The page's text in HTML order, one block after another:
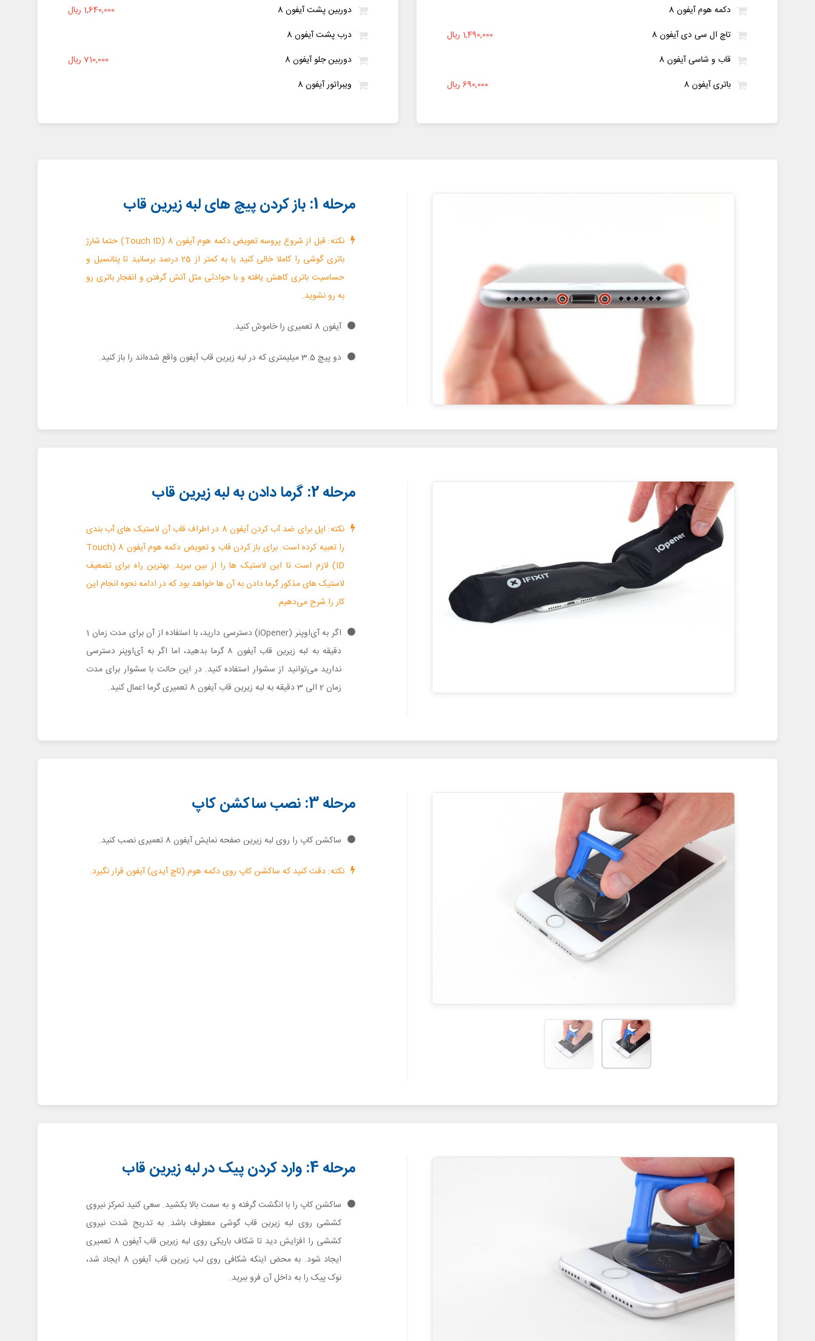
دکمه هوم آیفون 8
تاچ ال سی دی آیفون 8
1,490,000 ریال
قاب و شاسی آیفون 8
باتری آیفون 8
690,000 ریال
دوربین پشت آیفون 8
1,640,000 ریال
درب پشت آیفون 8
دوربین جلو آیفون 8
710,000 ریال
ویبراتور آیفون 8
مرحله 1: باز کردن پیچ های لبه زیرین قاب
نکته: قبل از شروع پروسه تعویض دکمه هوم آیفون 8 (Touch ID) حتما شارژ
باتری گوشی را کاملا خالی کنید یا به کمتر از 25 درصد برسانید تا پتانسیل و
حساسیت باتری کاهش یافته و با حوادثی مثل آتش گرفتن و انفجار باتری رو
به رو نشوید.
آیفون 8 تعمیری را خاموش کنید.
دو پیچ 3.5 میلیمتری که در لبه زیرین قاب آیفون واقع شده‌اند را باز کنید.
مرحله 2: گرما دادن به لبه زیرین قاب
نکته: اپل برای ضد آب کردن آیفون 8 در اطراف قاب آن لاستیک های آب بندی
را تعبیه کرده است. برای باز کردن قاب و تعویض دکمه هوم آیفون 8 (Touch
ID) لازم است تا این لاستیک ها را از بین ببرید. بهترین راه برای تضعیف
لاستیک های مذکور گرما دادن به آن ها خواهد بود که در ادامه نحوه انجام این
کار را شرح می‌دهیم.
اگر به آی‌اوپنر (iOpener) دسترسی دارید، با استفاده از آن برای مدت زمان 1
دقیقه به لبه زیرین قاب آیفون 8 گرما بدهید، اما اگر به آی‌اوپنر دسترسی
ندارید می‌توانید از سشوار استفاده کنید. در این حالت با سشوار برای مدت
زمان 2 الی 3 دقیقه به لبه زیرین قاب آیفون 8 تعمیری گرما اعمال کنید.
مرحله 3: نصب ساکشن کاپ
ساکشن کاپ را روی لبه زیرین صفحه نمایش آیفون 8 تعمیری نصب کنید.
نکته: دقت کنید که ساکشن کاپ روی دکمه هوم (تاچ آیدی) آیفون قرار نگیرد.
مرحله 4: وارد کردن پیک در لبه زیرین قاب
ساکشن کاپ را با انگشت گرفته و به سمت بالا بکشید. سعی کنید تمرکز نیروی
کششی روی لبه زیرین قاب گوشی معطوف باشد. به تدریج شدت نیروی
کششی را افزایش دید تا شکاف باریکی روی لبه زیرین قاب آیفون 8 تعمیری
ایجاد شود. به محض اینکه شکافی روی لب زیرین قاب آیفون 8 ایجاد شد،
نوک پیک را به داخل آن فرو ببرید.